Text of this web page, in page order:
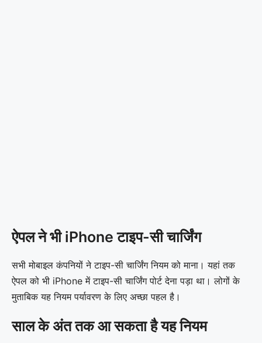
ऐपल ने भी iPhone टाइप-सी चार्जिंग
सभी मोबाइल कंपनियों ने टाइप-सी चार्जिंग नियम को माना। यहां तक
ऐपल को भी iPhone में टाइप-सी चार्जिंग पोर्ट देना पड़ा था। लोगों के
मुताबिक यह नियम पर्यावरण के लिए अच्छा पहल है।
साल के अंत तक आ सकता है यह नियम